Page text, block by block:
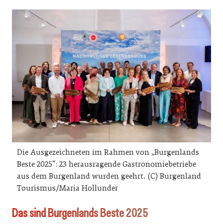
Die Ausgezeichneten im Rahmen von „Burgenlands
Beste 2025“: 23 herausragende Gastronomiebetriebe
aus dem Burgenland wurden geehrt. (C) Burgenland
Tourismus/Maria Hollunder
Das sind Burgenlands Beste 2025